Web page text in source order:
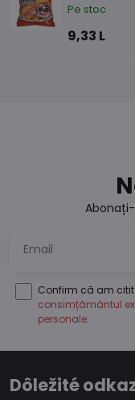
Pe stoc
9,33 L
Confirm că am citit
consimțământul
personale.
Dôležité